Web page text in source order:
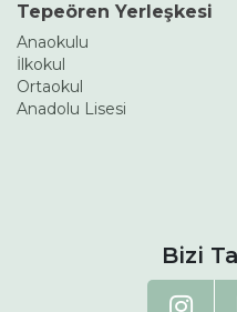
Tepeören Yerleşkesi
Anaokulu
İlkokul
Ortaokul
Anadolu Lisesi
Bizi